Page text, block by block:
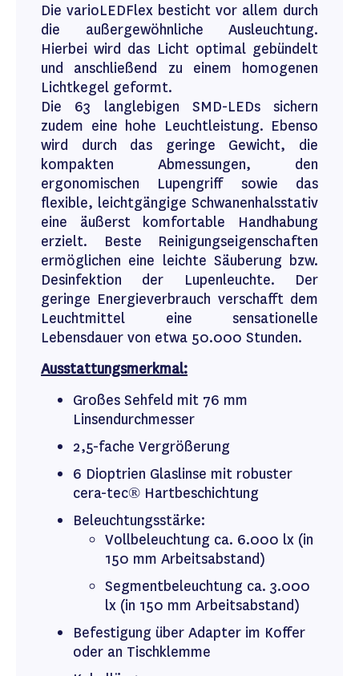
Die varioLEDFlex besticht vor allem durch
die außergewöhnliche Ausleuchtung.
Hierbei wird das Licht optimal gebündelt
und anschließend zu einem homogenen
Lichtkegel geformt.
Die 63 langlebigen SMD-LEDs sichern
zudem eine hohe Leuchtleistung. Ebenso
wird durch das geringe Gewicht, die
kompakten Abmessungen, den
ergonomischen Lupengriff sowie das
flexible, leichtgängige Schwanenhalsstativ
eine äußerst komfortable Handhabung
erzielt. Beste Reinigungseigenschaften
ermöglichen eine leichte Säuberung bzw.
Desinfektion der Lupenleuchte. Der
geringe Energieverbrauch verschafft dem
Leuchtmittel eine sensationelle
Lebensdauer von etwa 50.000 Stunden.
Ausstattungsmerkmal:
Großes Sehfeld mit 76 mm
Linsendurchmesser
2,5-fache Vergrößerung
6 Dioptrien Glaslinse mit robuster
cera-tec® Hartbeschichtung
Beleuchtungsstärke:
Vollbeleuchtung ca. 6.000 lx (in
150 mm Arbeitsabstand)
Segmentbeleuchtung ca. 3.000
lx (in 150 mm Arbeitsabstand)
Befestigung über Adapter im Koffer
oder an Tischklemme